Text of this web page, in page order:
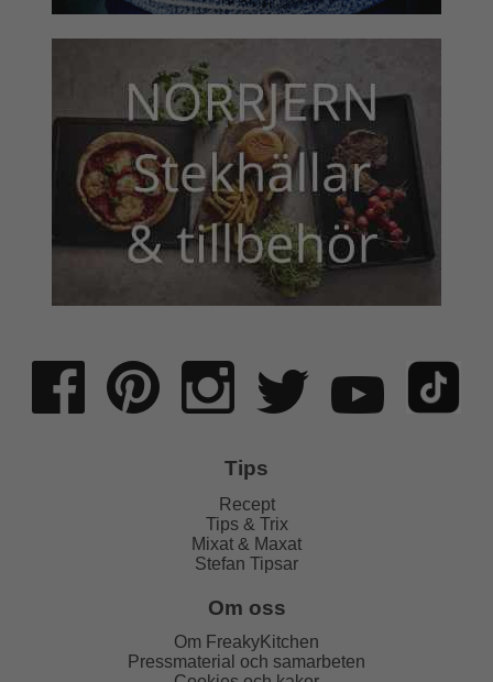
Tips
Recept
Tips & Trix
Mixat & Maxat
Stefan Tipsar
Om oss
Om FreakyKitchen
Pressmaterial och samarbeten